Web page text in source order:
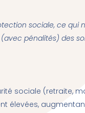
sociale, ce qui
pénalités) des
sociale (retraite,
élevées,